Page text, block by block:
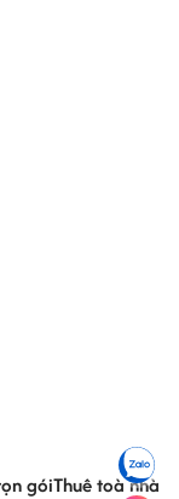
góiThuê toà nhà